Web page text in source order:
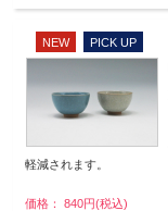
NEW
PICK UP
軽減されます。
価格： 840円(税込)